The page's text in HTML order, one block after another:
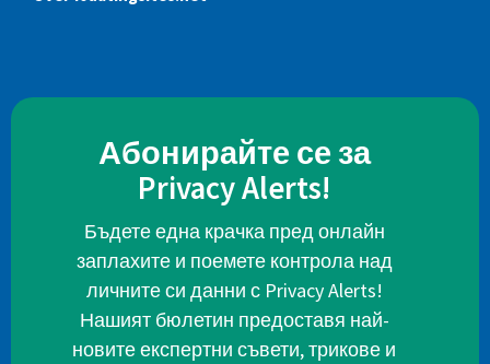
Абонирайте се за
Privacy Alerts!
Бъдете една крачка пред онлайн
заплахите и поемете контрола над
личните си данни с Privacy Alerts!
Нашият бюлетин предоставя най-
новите експертни съвети, трикове и